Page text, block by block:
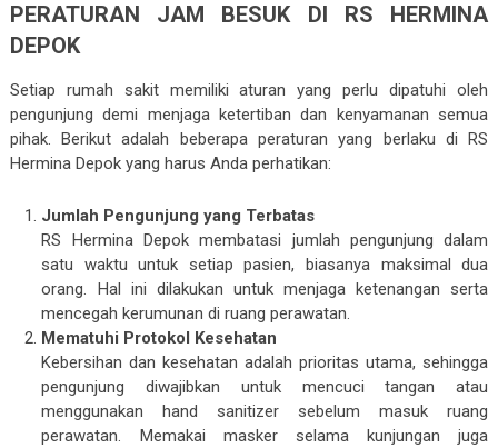
PERATURAN JAM BESUK DI RS HERMINA
DEPOK
Setiap rumah sakit memiliki aturan yang perlu dipatuhi oleh
pengunjung demi menjaga ketertiban dan kenyamanan semua
pihak. Berikut adalah beberapa peraturan yang berlaku di RS
Hermina Depok yang harus Anda perhatikan:
Jumlah Pengunjung yang Terbatas
RS Hermina Depok membatasi jumlah pengunjung dalam
satu waktu untuk setiap pasien, biasanya maksimal dua
orang. Hal ini dilakukan untuk menjaga ketenangan serta
mencegah kerumunan di ruang perawatan.
Mematuhi Protokol Kesehatan
Kebersihan dan kesehatan adalah prioritas utama, sehingga
pengunjung diwajibkan untuk mencuci tangan atau
menggunakan hand sanitizer sebelum masuk ruang
perawatan. Memakai masker selama kunjungan juga